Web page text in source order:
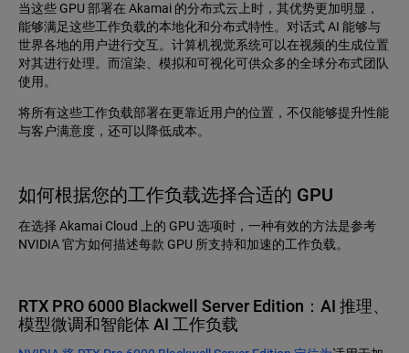
当这些 GPU 部署在 Akamai 的分布式云上时，其优势更加明显，
能够满足这些工作负载的本地化和分布式特性。对话式 AI 能够与
世界各地的用户进行交互。计算机视觉系统可以在视频的生成位置
对其进行处理。而渲染、模拟和可视化可供众多的全球分布式团队
使用。
将所有这些工作负载部署在更靠近用户的位置，不仅能够提升性能
与客户满意度，还可以降低成本。
如何根据您的工作负载选择合适的 GPU
在选择 Akamai Cloud 上的 GPU 选项时，一种有效的方法是参考
NVIDIA 官方如何描述每款 GPU 所支持和加速的工作负载。
RTX PRO 6000 Blackwell Server Edition：AI 推理、
模型微调和智能体 AI 工作负载